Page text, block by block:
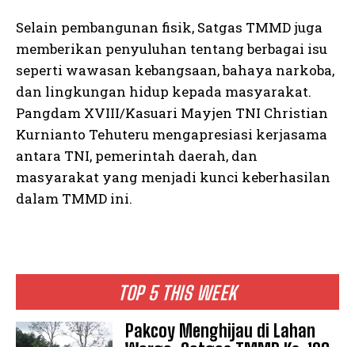
TOP 5 THIS WEEK
Pakcoy Menghijau di Lahan
Selain pembangunan fisik, Satgas TMMD juga
memberikan penyuluhan tentang berbagai isu
seperti wawasan kebangsaan, bahaya narkoba,
dan lingkungan hidup kepada masyarakat.
Pangdam XVIII/Kasuari Mayjen TNI Christian
Kurnianto Tehuteru mengapresiasi kerjasama
antara TNI, pemerintah daerah, dan
masyarakat yang menjadi kunci keberhasilan
dalam TMMD ini.